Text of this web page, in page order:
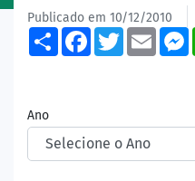
Publicado em 10/12/2010
ShareFacebook
Twitter
Ano